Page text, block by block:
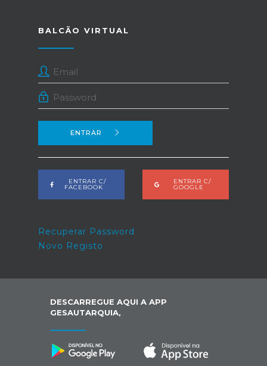
BALCÃO VIRTUAL
ENTRAR
ENTRAR C/
FACEBOOK
ENTRAR C/
GOOGLE
Recuperar Password
Novo Registo
DESCARREGUE AQUI A APP
GESAUTARQUIA,